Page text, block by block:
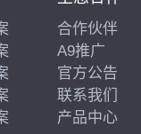
合作伙伴
A9推广
官方公告
联系我们
产品中心